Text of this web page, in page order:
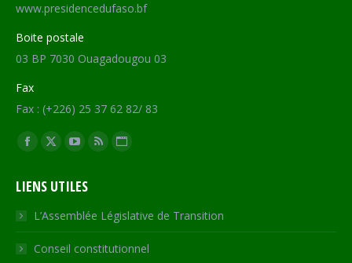
www.presidencedufaso.bf
Boite postale
03 BP 7030 Ouagadougou 03
Fax
Fax : (+226) 25 37 62 82/ 83
Trouvez nous sur :
Facebook
opens
in
new
window
X
opens
in
new
window
YouTube
opens
in
new
window
RSS
in
new
window
Site
opens
in
new
LIENS UTILES
L’Assemblée Législative de Transition
Conseil constitutionnel